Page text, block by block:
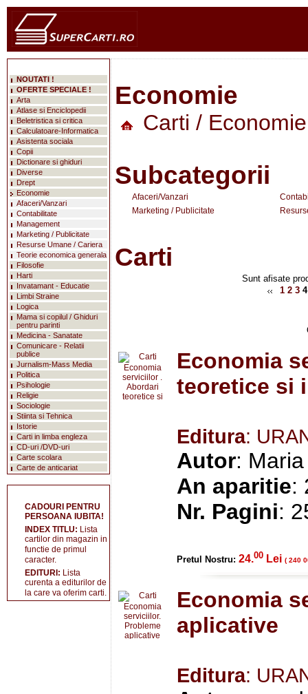
Economie
Carti / Economie
Subcategorii
Afaceri/Vanzari
Marketing / Publicitate
Carti
Sunt afisate
1 2 3 4
Economia
teoretice si
Editura:
Autor:
An aparitie:
Nr. Pagini:
Pretul Nostru: 24.00 Lei ( 240
Economia
aplicative
Editura:
NOUTATI !
OFERTE SPECIALE !
Arta
Atlase si Enciclopedii
Beletristica si critica
Calculatoare-Informatica
Asistenta sociala
Copii
Dictionare si ghiduri
Diverse
Drept
Economie
Afaceri/Vanzari
Contabilitate
Management
Marketing / Publicitate
Resurse Umane / Cariera
Teorie economica generala
Filosofie
Harti
Invatamant - Educatie
Limbi Straine
Logica
Mama si copilul / Ghiduri
pentru parinti
Medicina - Sanatate
Comunicare - Relatii
publice
Jurnalism-Mass Media
Politica
Psihologie
Religie
Sociologie
Stiinta si Tehnica
Istorie
Carti in limba engleza
CD-uri /DVD-uri
Carte scolara
Carte de anticariat
CADOURI PENTRU
PERSOANA IUBITA!
INDEX TITLU: Lista
cartilor din magazin in
functie de primul
caracter.
EDITURI: Lista
curenta a editurilor de
la care va oferim carti.